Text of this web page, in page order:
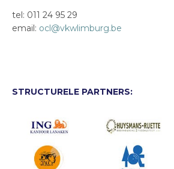
tel: 011 24 95 29
email: ocl@vkwlimburg.be
STRUCTURELE PARTNERS: